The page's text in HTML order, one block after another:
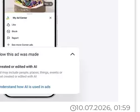
10.07.2026, 01:59